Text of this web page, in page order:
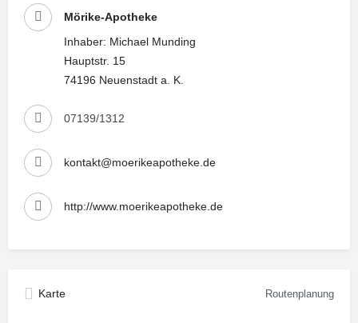
Mörike-Apotheke
Inhaber: Michael Munding
Hauptstr. 15
74196 Neuenstadt a. K.
07139/1312
kontakt@moerikeapotheke.de
http://www.moerikeapotheke.de
Karte Routenplanung